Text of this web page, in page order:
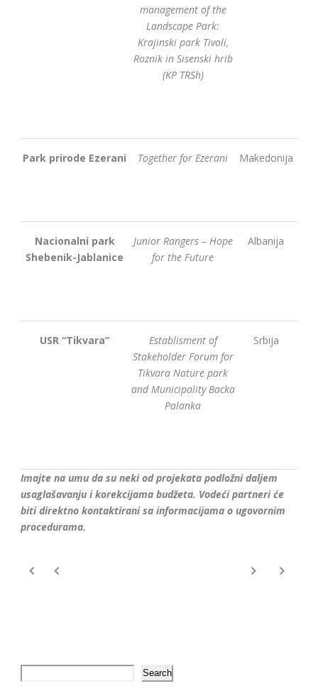
management of the
Landscape Park:
Krajinski park Tivoli,
Roznik in Sisenski hrib
(KP TRSh)
Park prirode Ezerani Together for Ezerani Makedonija
Nacionalni park
Shebenik-Jablanice
Junior Rangers – Hope
for the Future
Albanija
USR “Tikvara”
Establisment of
Stakeholder Forum for
Tikvara Nature park
and Municipality Backa
Palanka
Srbija
Imajte na umu da su neki od projekata podložni daljem
usaglašavanju i korekcijama budžeta. Vodeći partneri će
biti direktno kontaktirani sa informacijama o ugovornim
procedurama.
Search